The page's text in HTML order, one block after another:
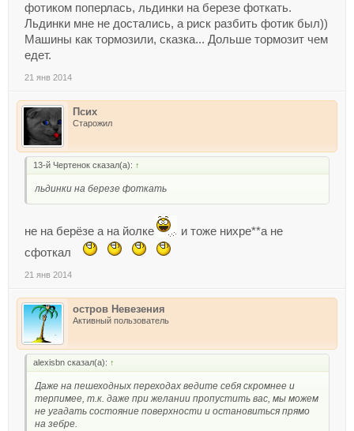
фотиком поперлась, льдинки на березе фоткать.
Льдинки мне не достались, а риск разбить фотик был))
Машины как тормозили, сказка... Дольше тормозит чем
едет.
21 янв 2014
Псих
Старожил
13-й Чертенок сказал(а): ↑
льдинки на березе фоткать
не на берёзе а на йолке
и тоже нихре**а не
сфоткал
21 янв 2014
остров Невезения
Активный пользователь
alexisbn сказал(а): ↑
Даже на пешеходных переходах ведите себя скромнее и
терпимее, т.к. даже при желании пропустить вас, мы можем
не угадать состояние поверхности и остановиться прямо
на зебре.